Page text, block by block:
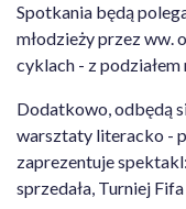
Spotkania będą
młodzieży przez ww.
cyklach - z podziałem
Dodatkowo, odbędą
warsztaty literacko -
zaprezentuje
sprzedała, Turniej